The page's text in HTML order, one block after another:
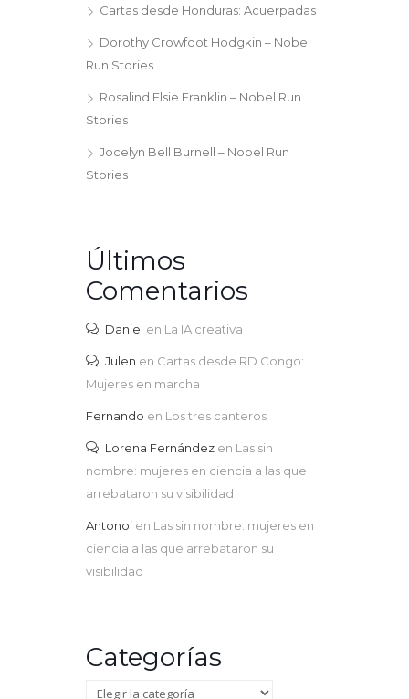
Cartas desde Honduras: Acuerpadas
Dorothy Crowfoot Hodgkin – Nobel
Run Stories
Rosalind Elsie Franklin – Nobel Run
Stories
Jocelyn Bell Burnell – Nobel Run
Stories
Últimos
Comentarios
Daniel en La IA creativa
Julen en Cartas desde RD Congo:
Mujeres en marcha
Fernando en Los tres canteros
Lorena Fernández en Las sin
nombre: mujeres en ciencia a las que
arrebataron su visibilidad
Antonoi en Las sin nombre: mujeres en
ciencia a las que arrebataron su
visibilidad
Categorías
Categorías